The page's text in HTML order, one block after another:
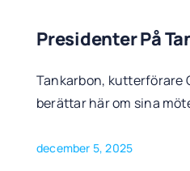
Presidenter På
Tankarbon, kutterförare
berättar här om sina
december 5, 2025